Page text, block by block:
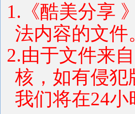
1.《酷美分享
法内容的文件
2.由于文件来
核，如有侵犯
我们将在24